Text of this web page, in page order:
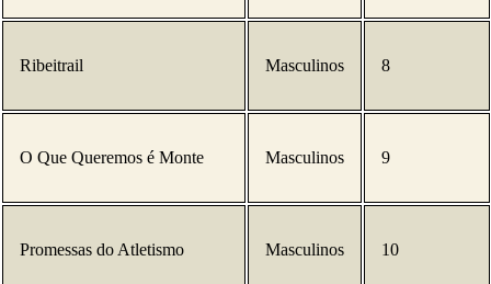
Ribeitrail Masculinos 8
O Que Queremos é Monte Masculinos 9
Promessas do Atletismo Masculinos 10